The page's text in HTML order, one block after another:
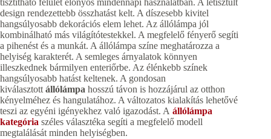
tisztítható felület előnyös mindennapi használatban. A letisztult
design rendezettebb összhatást kelt. A díszesebb kivitel
hangsúlyosabb dekorációs elem lehet. Az állólámpa jól
kombinálható más világítótestekkel. A megfelelő fényerő segíti
a pihenést és a munkát. A állólámpa színe meghatározza a
helyiség karakterét. A semleges árnyalatok könnyen
illeszkednek bármilyen enteriőrbe. Az élénkebb színek
hangsúlyosabb hatást keltenek. A gondosan
kiválasztottállólámpa hosszú távon is hozzájárul az otthon
kényelméhez és hangulatához. A változatos kialakítás lehetővé
teszi az egyéni igényekhez való igazodást. A állólámpa
kategória széles választéka segíti a megfelelő modell
megtalálását minden helyiségben.